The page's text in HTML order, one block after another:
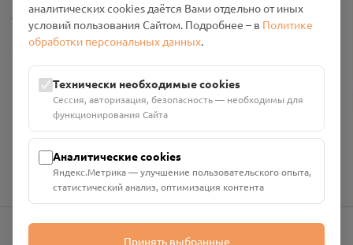
Настройки cookies
Общество с ограниченной ответственностью «Смоленский
Проект Помним»
ИНН: 6700029207 ОГРН: 1256700001986
Юридический адрес: 216790, Смоленская область, р-н
Руднянский, г. Рудня, улица Западная, д. 26А, пом. 18
Номер счёта: 40702810901130004287 в АО "АЛЬФА-БАНК"
аналитических cookies даётся Вами отдельно от иных
условий пользования Сайтом. Подробнее – в Политике
обработки персональных данных.
Технически необходимые cookies
Сессия, авторизация, безопасность — необходимы для
функционирования Сайта
Аналитические cookies
Яндекс.Метрика — улучшение пользовательского опыта,
статистический анализ, оптимизация контента
Принять выбранные